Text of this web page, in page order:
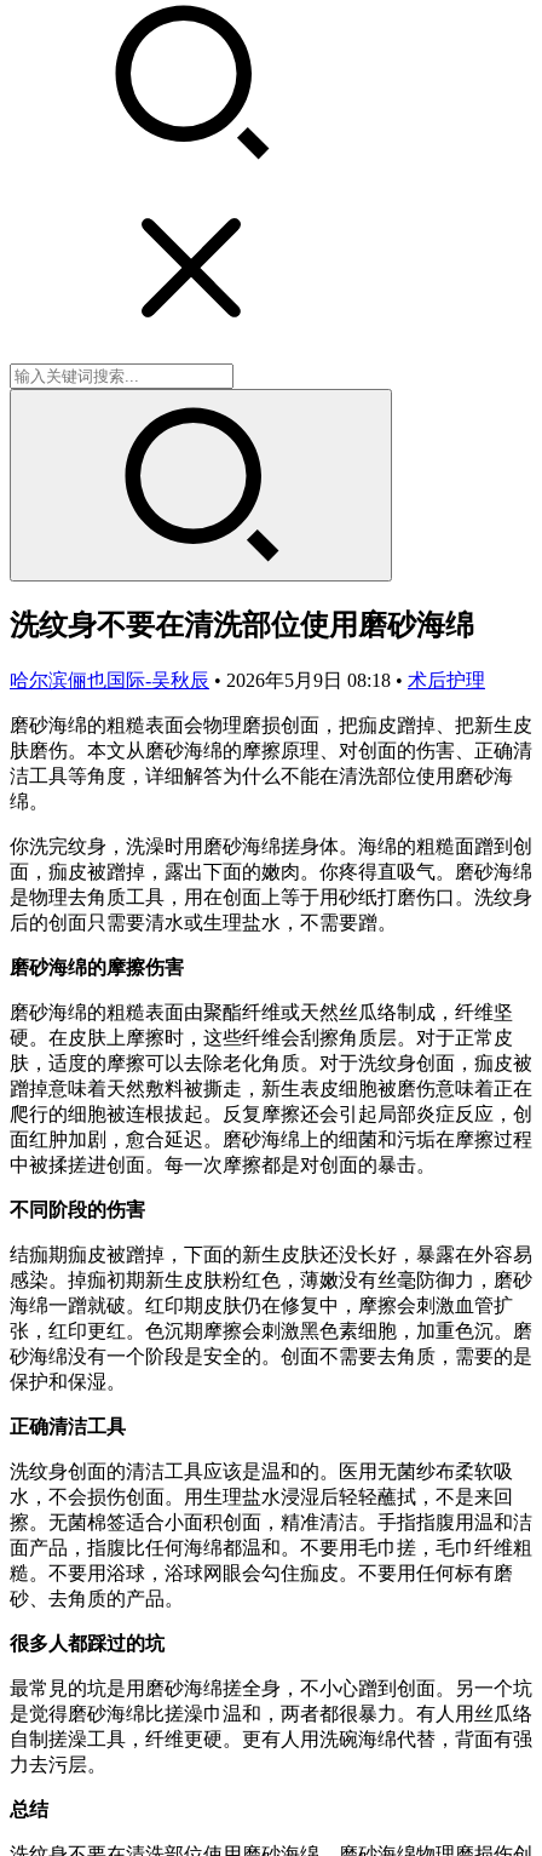
洗纹身不要在清洗部位使用磨砂海绵
哈尔滨俪也国际-吴秋辰 • 2026年5月9日 08:18 • 术后护理
磨砂海绵的粗糙表面会物理磨损创面，把痂皮蹭掉、把新生皮
肤磨伤。本文从磨砂海绵的摩擦原理、对创面的伤害、正确清
洁工具等角度，详细解答为什么不能在清洗部位使用磨砂海
绵。
你洗完纹身，洗澡时用磨砂海绵搓身体。海绵的粗糙面蹭到创
面，痂皮被蹭掉，露出下面的嫩肉。你疼得直吸气。磨砂海绵
是物理去角质工具，用在创面上等于用砂纸打磨伤口。洗纹身
后的创面只需要清水或生理盐水，不需要蹭。
磨砂海绵的摩擦伤害
磨砂海绵的粗糙表面由聚酯纤维或天然丝瓜络制成，纤维坚
硬。在皮肤上摩擦时，这些纤维会刮擦角质层。对于正常皮
肤，适度的摩擦可以去除老化角质。对于洗纹身创面，痂皮被
蹭掉意味着天然敷料被撕走，新生表皮细胞被磨伤意味着正在
爬行的细胞被连根拔起。反复摩擦还会引起局部炎症反应，创
面红肿加剧，愈合延迟。磨砂海绵上的细菌和污垢在摩擦过程
中被揉搓进创面。每一次摩擦都是对创面的暴击。
不同阶段的伤害
结痂期痂皮被蹭掉，下面的新生皮肤还没长好，暴露在外容易
感染。掉痂初期新生皮肤粉红色，薄嫩没有丝毫防御力，磨砂
海绵一蹭就破。红印期皮肤仍在修复中，摩擦会刺激血管扩
张，红印更红。色沉期摩擦会刺激黑色素细胞，加重色沉。磨
砂海绵没有一个阶段是安全的。创面不需要去角质，需要的是
保护和保湿。
正确清洁工具
洗纹身创面的清洁工具应该是温和的。医用无菌纱布柔软吸
水，不会损伤创面。用生理盐水浸湿后轻轻蘸拭，不是来回
擦。无菌棉签适合小面积创面，精准清洁。手指指腹用温和洁
面产品，指腹比任何海绵都温和。不要用毛巾搓，毛巾纤维粗
糙。不要用浴球，浴球网眼会勾住痂皮。不要用任何标有磨
砂、去角质的产品。
很多人都踩过的坑
最常見的坑是用磨砂海绵搓全身，不小心蹭到创面。另一个坑
是觉得磨砂海绵比搓澡巾温和，两者都很暴力。有人用丝瓜络
自制搓澡工具，纤维更硬。更有人用洗碗海绵代替，背面有强
力去污层。
总结